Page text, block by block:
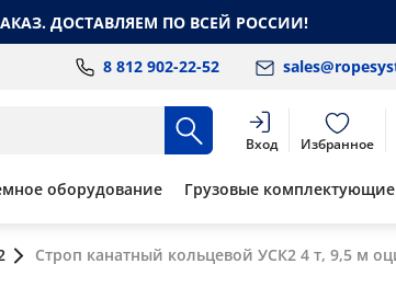
ДОСТАВЛЯЕМ ПО ВСЕЙ РОССИИ!
8 812 902-22-52
Вход Избранное
оборудование Грузовые комплектующие
Строп канатный кольцевой УСК2 4 т, 9,5 м